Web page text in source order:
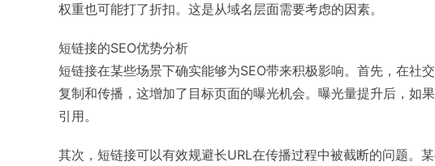
权重也可能打了折扣。这是从域名层面需要考虑的因素。
短链接的SEO优势分析
短链接在某些场景下确实能够为SEO带来积极影响。首先，在社
复制和传播，这增加了目标页面的曝光机会。曝光量提升后，如
引用。
其次，短链接可以有效规避长URL在传播过程中被截断的问题。